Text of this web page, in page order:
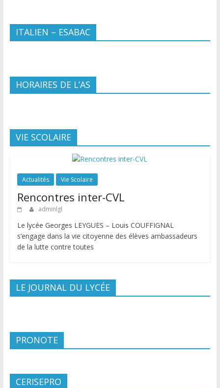
ITALIEN – ESABAC
HORAIRES DE L’AS
VIE SCOLAIRE
Actualités Vie Scolaire
Rencontres inter-CVL
adminlgl
Le lycée Georges LEYGUES – Louis COUFFIGNAL
s’engage dans la vie citoyenne des élèves ambassadeurs
de la lutte contre toutes
LE JOURNAL DU LYCÉE
PRONOTE
CERISEPRO